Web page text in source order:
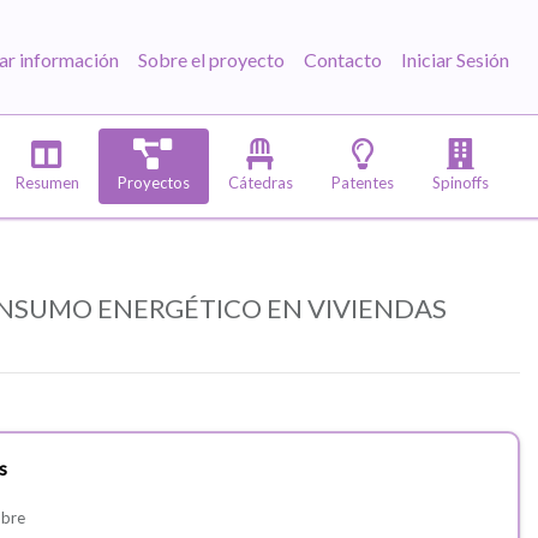
información Sobre el proyecto Contacto Iniciar Sesión
Resumen Proyectos Cátedras Patentes Spinoffs
ENERGÉTICO EN VIVIENDAS